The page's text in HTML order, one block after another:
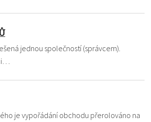
jednou společností (správcem).
je vypořádání obchodu přerolováno na